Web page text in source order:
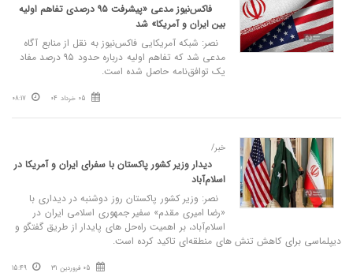
فاکس‌نیوز مدعی «پیشرفت ۹۵ درصدی تفاهم اولیه
بین ایران و آمریکا» شد
نصر: شبکه آمریکایی فاکس‌نیوز به نقل از منابع آگاه
مدعی شد که تفاهم اولیه درباره حدود ۹۵ درصد مفاد
یک توافق‌نامه حاصل شده است.
05 خرداد 04 08:17
خبر/
دیدار وزیر کشور پاکستان با سفرای ایران و آمریکا در
اسلام‌آباد
نصر: وزیر کشور پاکستان روز دوشنبه در دیداری با
«رضا امیری مقدم» سفیر جمهوری اسلامی ایران در
اسلام‌آباد، بر اهمیت راه‌حل‌ های پایدار از طریق گفتگو و
دیپلماسی برای کاهش تنش‌ های منطقه‌ای تاکید کرده است.
05 فروردین 31 15:49